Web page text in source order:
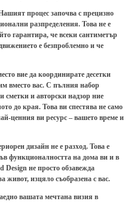
процес започва с прецизно
разпределения. Това не е
гарантира, че всеки сантиметър
е безпроблемно и че
вие да координирате десетки
вместо вас. С пълния набор
сметки и авторски надзор ние
до края. Това ви спестява не само
ценния ви ресурс – вашето време и
дизайн не е разход. Това е
функционалността на дома ви и в
Design не просто обзавежда
живот, изцяло съобразена с вас.
вашата мечтана визия в